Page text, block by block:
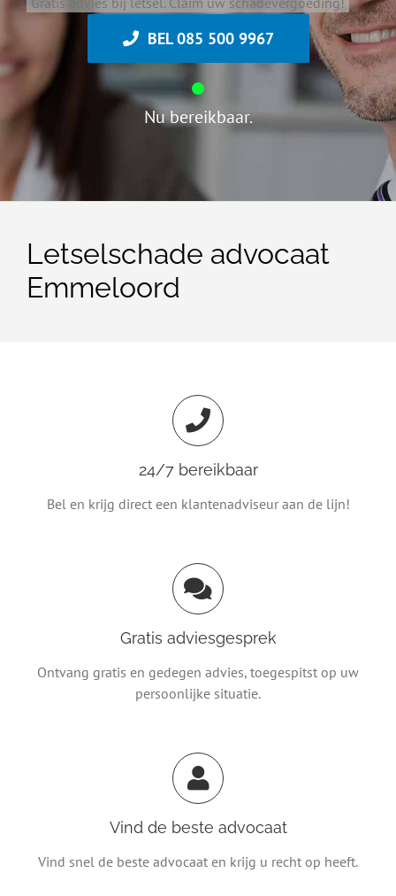
BEL 085 500 9967
Nu bereikbaar.
Letselschade advocaat
Emmeloord
24/7 bereikbaar
Bel en krijg direct een klantenadviseur aan de lijn!
Gratis adviesgesprek
Ontvang gratis en gedegen advies, toegespitst op uw
persoonlijke situatie.
Vind de beste advocaat
Vind snel de beste advocaat en krijg u recht op heeft.